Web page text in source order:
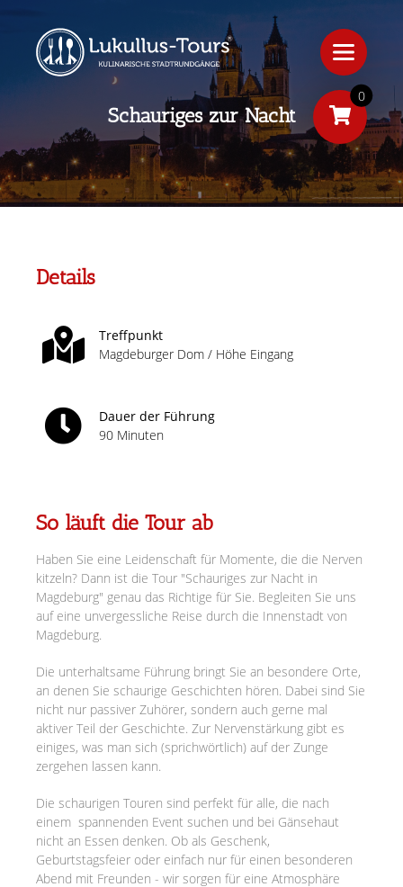
Schauriges zur Nacht
Details
Treffpunkt
Magdeburger Dom / Höhe Eingang
Dauer der Führung
90 Minuten
So läuft die Tour ab
Haben Sie eine Leidenschaft für Momente, die die Nerven
kitzeln? Dann ist die Tour "Schauriges zur Nacht in
Magdeburg" genau das Richtige für Sie. Begleiten Sie uns
auf eine unvergessliche Reise durch die Innenstadt von
Magdeburg.
Die unterhaltsame Führung bringt Sie an besondere Orte,
an denen Sie schaurige Geschichten hören. Dabei sind Sie
nicht nur passiver Zuhörer, sondern auch gerne mal
aktiver Teil der Geschichte. Zur Nervenstärkung gibt es
einiges, was man sich (sprichwörtlich) auf der Zunge
zergehen lassen kann.
Die schaurigen Touren sind perfekt für alle, die nach
einem spannenden Event suchen und bei Gänsehaut
nicht an Essen denken. Ob als Geschenk,
Geburtstagsfeier oder einfach nur für einen besonderen
Abend mit Freunden - wir sorgen für eine Atmosphäre
0